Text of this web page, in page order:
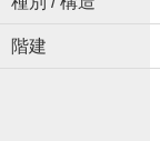
階建